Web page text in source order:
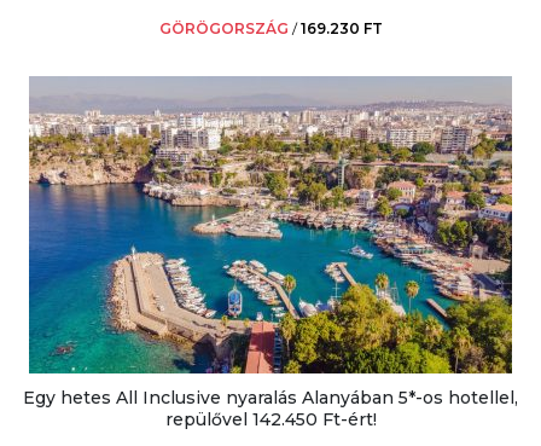
GÖRÖGORSZÁG /169.230 FT
Egy hetes All Inclusive nyaralás Alanyában 5*-os hotellel,
repülővel 142.450 Ft-ért!